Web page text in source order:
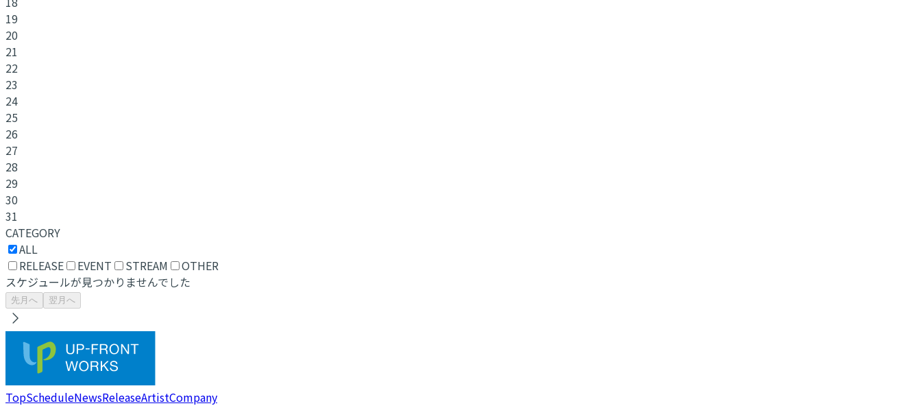
19
20
21
22
23
24
25
26
27
28
29
30
31
CATEGORY
ALL
RELEASE
EVENT STREAM
OTHER
スケジュールが見つかりませんでした
先月へ 翌月へ
TopScheduleNewsReleaseArtistCompany